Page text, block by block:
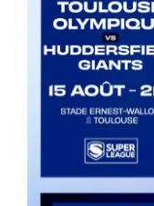
Thomas Lacans